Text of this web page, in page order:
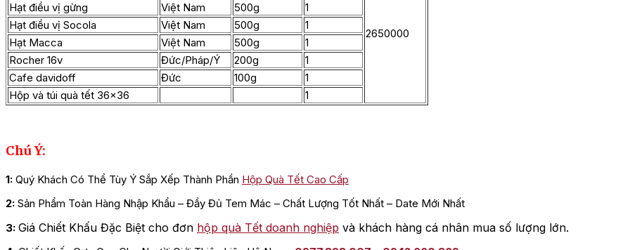
2650000
Hạt điều vị gừng
Việt Nam 500g
1
Hạt điều vị Socola
Việt Nam 500g
1
Hạt Macca
Việt Nam 500g
1
Rocher 16v
Đức/Pháp/Ý 200g
1
Cafe davidoff
Đức 100g
1
Hộp và túi quà tết 36×36
1
Chú Ý:
1: Quý Khách Có Thể Tùy Ý Sắp Xếp Thành Phần Hộp Quà Tết Cao Cấp
2: Sản Phẩm Toàn Hàng Nhập Khẩu – Đầy Đủ Tem Mác – Chất Lượng Tốt Nhất – Date Mới Nhất
3: Giá Chiết Khấu Đặc Biệt cho đơn hộp quà Tết doanh nghiệp và khách hàng cá nhân mua số lượng lớn.